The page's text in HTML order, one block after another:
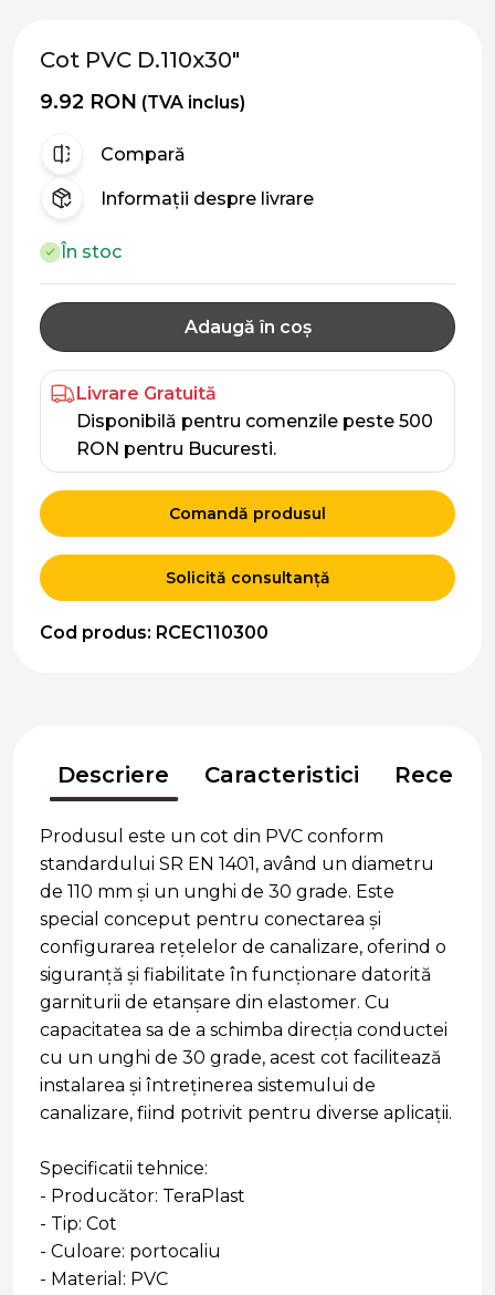
Cot PVC D.110x30"
9.92 RON (TVA inclus)
Compară
Informații despre livrare
În stoc
Adaugă în coș
Livrare Gratuită
Disponibilă pentru comenzile peste 500
RON pentru Bucuresti.
Comandă produsul
Solicită consultanță
Cod produs: RCEC110300
Descriere Caracteristici
Produsul este un cot din PVC conform
standardului SR EN 1401, având un diametru
de 110 mm și un unghi de 30 grade. Este
special conceput pentru conectarea și
configurarea rețelelor de canalizare, oferind o
siguranță și fiabilitate în funcționare datorită
garniturii de etanșare din elastomer. Cu
capacitatea sa de a schimba direcția conductei
cu un unghi de 30 grade, acest cot facilitează
instalarea și întreținerea sistemului de
canalizare, fiind potrivit pentru diverse aplicații.
Specificatii tehnice:
- Producător: TeraPlast
- Tip: Cot
- Culoare: portocaliu
- Material: PVC